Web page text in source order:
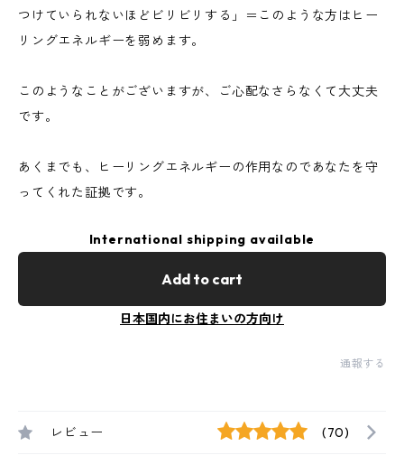
つけていられないほどビリビリする」＝このような方はヒー
リングエネルギーを弱めます。
このようなことがございますが、ご心配なさらなくて大丈夫
です。
あくまでも、ヒーリングエネルギーの作用なのであなたを守
ってくれた証拠です。
International shipping available
Add to cart
日本国内にお住まいの方向け
通報する
レビュー (70)